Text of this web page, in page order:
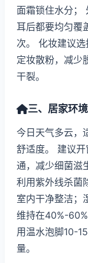
面霜锁住水分；
耳后都要均匀覆
次。 化妆建议
定妆散粉，减少
干裂。
三、居家环
今日天气多云，
舒适度。 建议
通，减少细菌滋
利用紫外线杀菌
室内干净整洁；
维持在40%-
用温水泡脚10-
量。